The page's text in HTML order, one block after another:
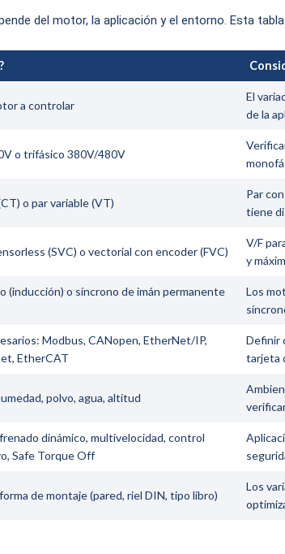
del motor, la aplicación y el entorno. Esta
a controlar
El
de la
o trifásico 380V/480V
o par variable (VT)
Par
tiene
(SVC) o vectorial con encoder (FVC)
V/F
y
(inducción) o síncrono de imán permanente
Los
Modbus, CANopen, EtherNet/IP,
EtherCAT
Definir
tarjeta
polvo, agua, altitud
dinámico, multivelocidad, control
Safe Torque Off
de montaje (pared, riel DIN, tipo libro)
Los